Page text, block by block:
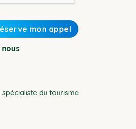
spécialiste du tourisme